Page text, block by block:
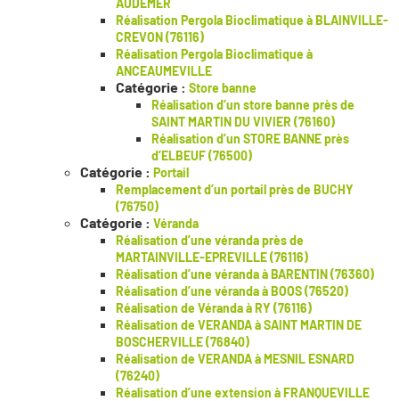
AUDEMER
Réalisation Pergola Bioclimatique à BLAINVILLE-
CREVON (76116)
Réalisation Pergola Bioclimatique à
ANCEAUMEVILLE
Catégorie : Store banne
Réalisation d’un store banne près de
SAINT MARTIN DU VIVIER (76160)
Réalisation d’un STORE BANNE près
d’ELBEUF (76500)
Catégorie : Portail
Remplacement d’un portail près de BUCHY
(76750)
Catégorie : Véranda
Réalisation d’une véranda près de
MARTAINVILLE-EPREVILLE (76116)
Réalisation d’une véranda à BARENTIN (76360)
Réalisation d’une véranda à BOOS (76520)
Réalisation de Véranda à RY (76116)
Réalisation de VERANDA à SAINT MARTIN DE
BOSCHERVILLE (76840)
Réalisation de VERANDA à MESNIL ESNARD
(76240)
Réalisation d’une extension à FRANQUEVILLE